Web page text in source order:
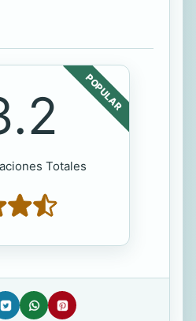
POPULAR
Totales